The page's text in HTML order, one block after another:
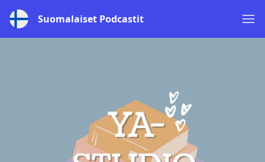
Suomalaiset Podcastit